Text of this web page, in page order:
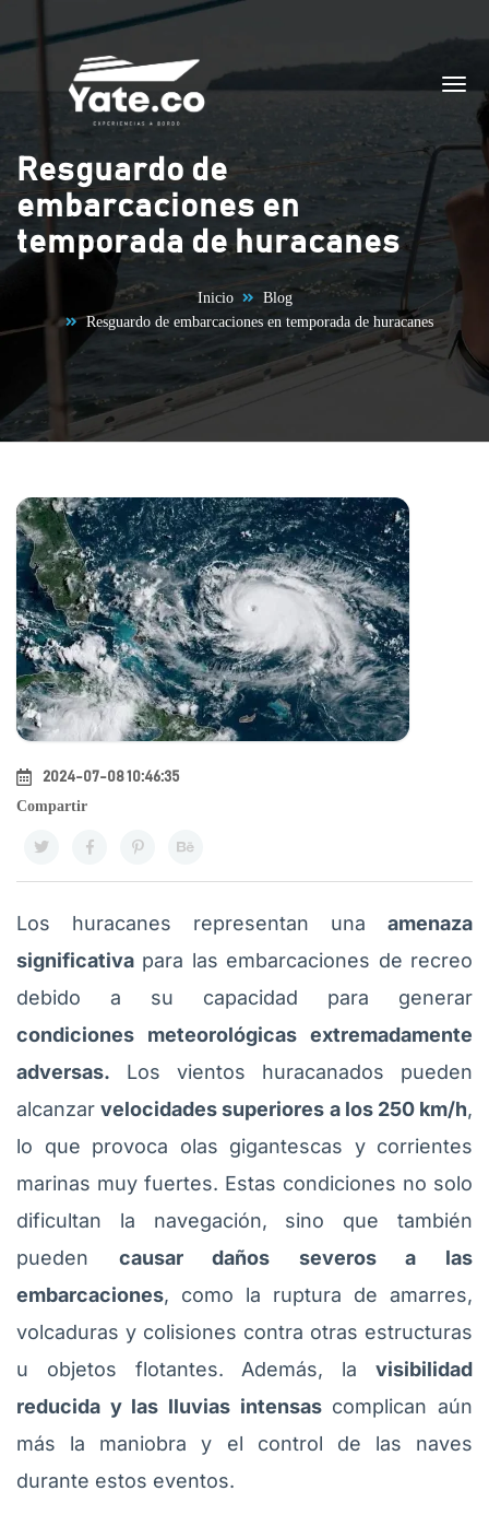
Saltar al contenido
Resguardo de
embarcaciones en
temporada de huracanes
Inicio
Blog
Resguardo de embarcaciones en temporada de huracanes
2024-07-08 10:46:35
Compartir
Los huracanes representan una amenaza
significativa para las embarcaciones de recreo
debido a su capacidad para generar
condiciones meteorológicas extremadamente
adversas. Los vientos huracanados pueden
alcanzarvelocidades superiores a los 250 km/h,
lo que provoca olas gigantescas y corrientes
marinas muy fuertes. Estas condiciones no solo
dificultan la navegación, sino que también
pueden causar daños severos a las
embarcaciones, como la ruptura de amarres,
volcaduras y colisiones contra otras estructuras
u objetos flotantes. Además, la visibilidad
reducida y las lluvias intensascomplican aún
más la maniobra y el control de las naves
durante estos eventos.